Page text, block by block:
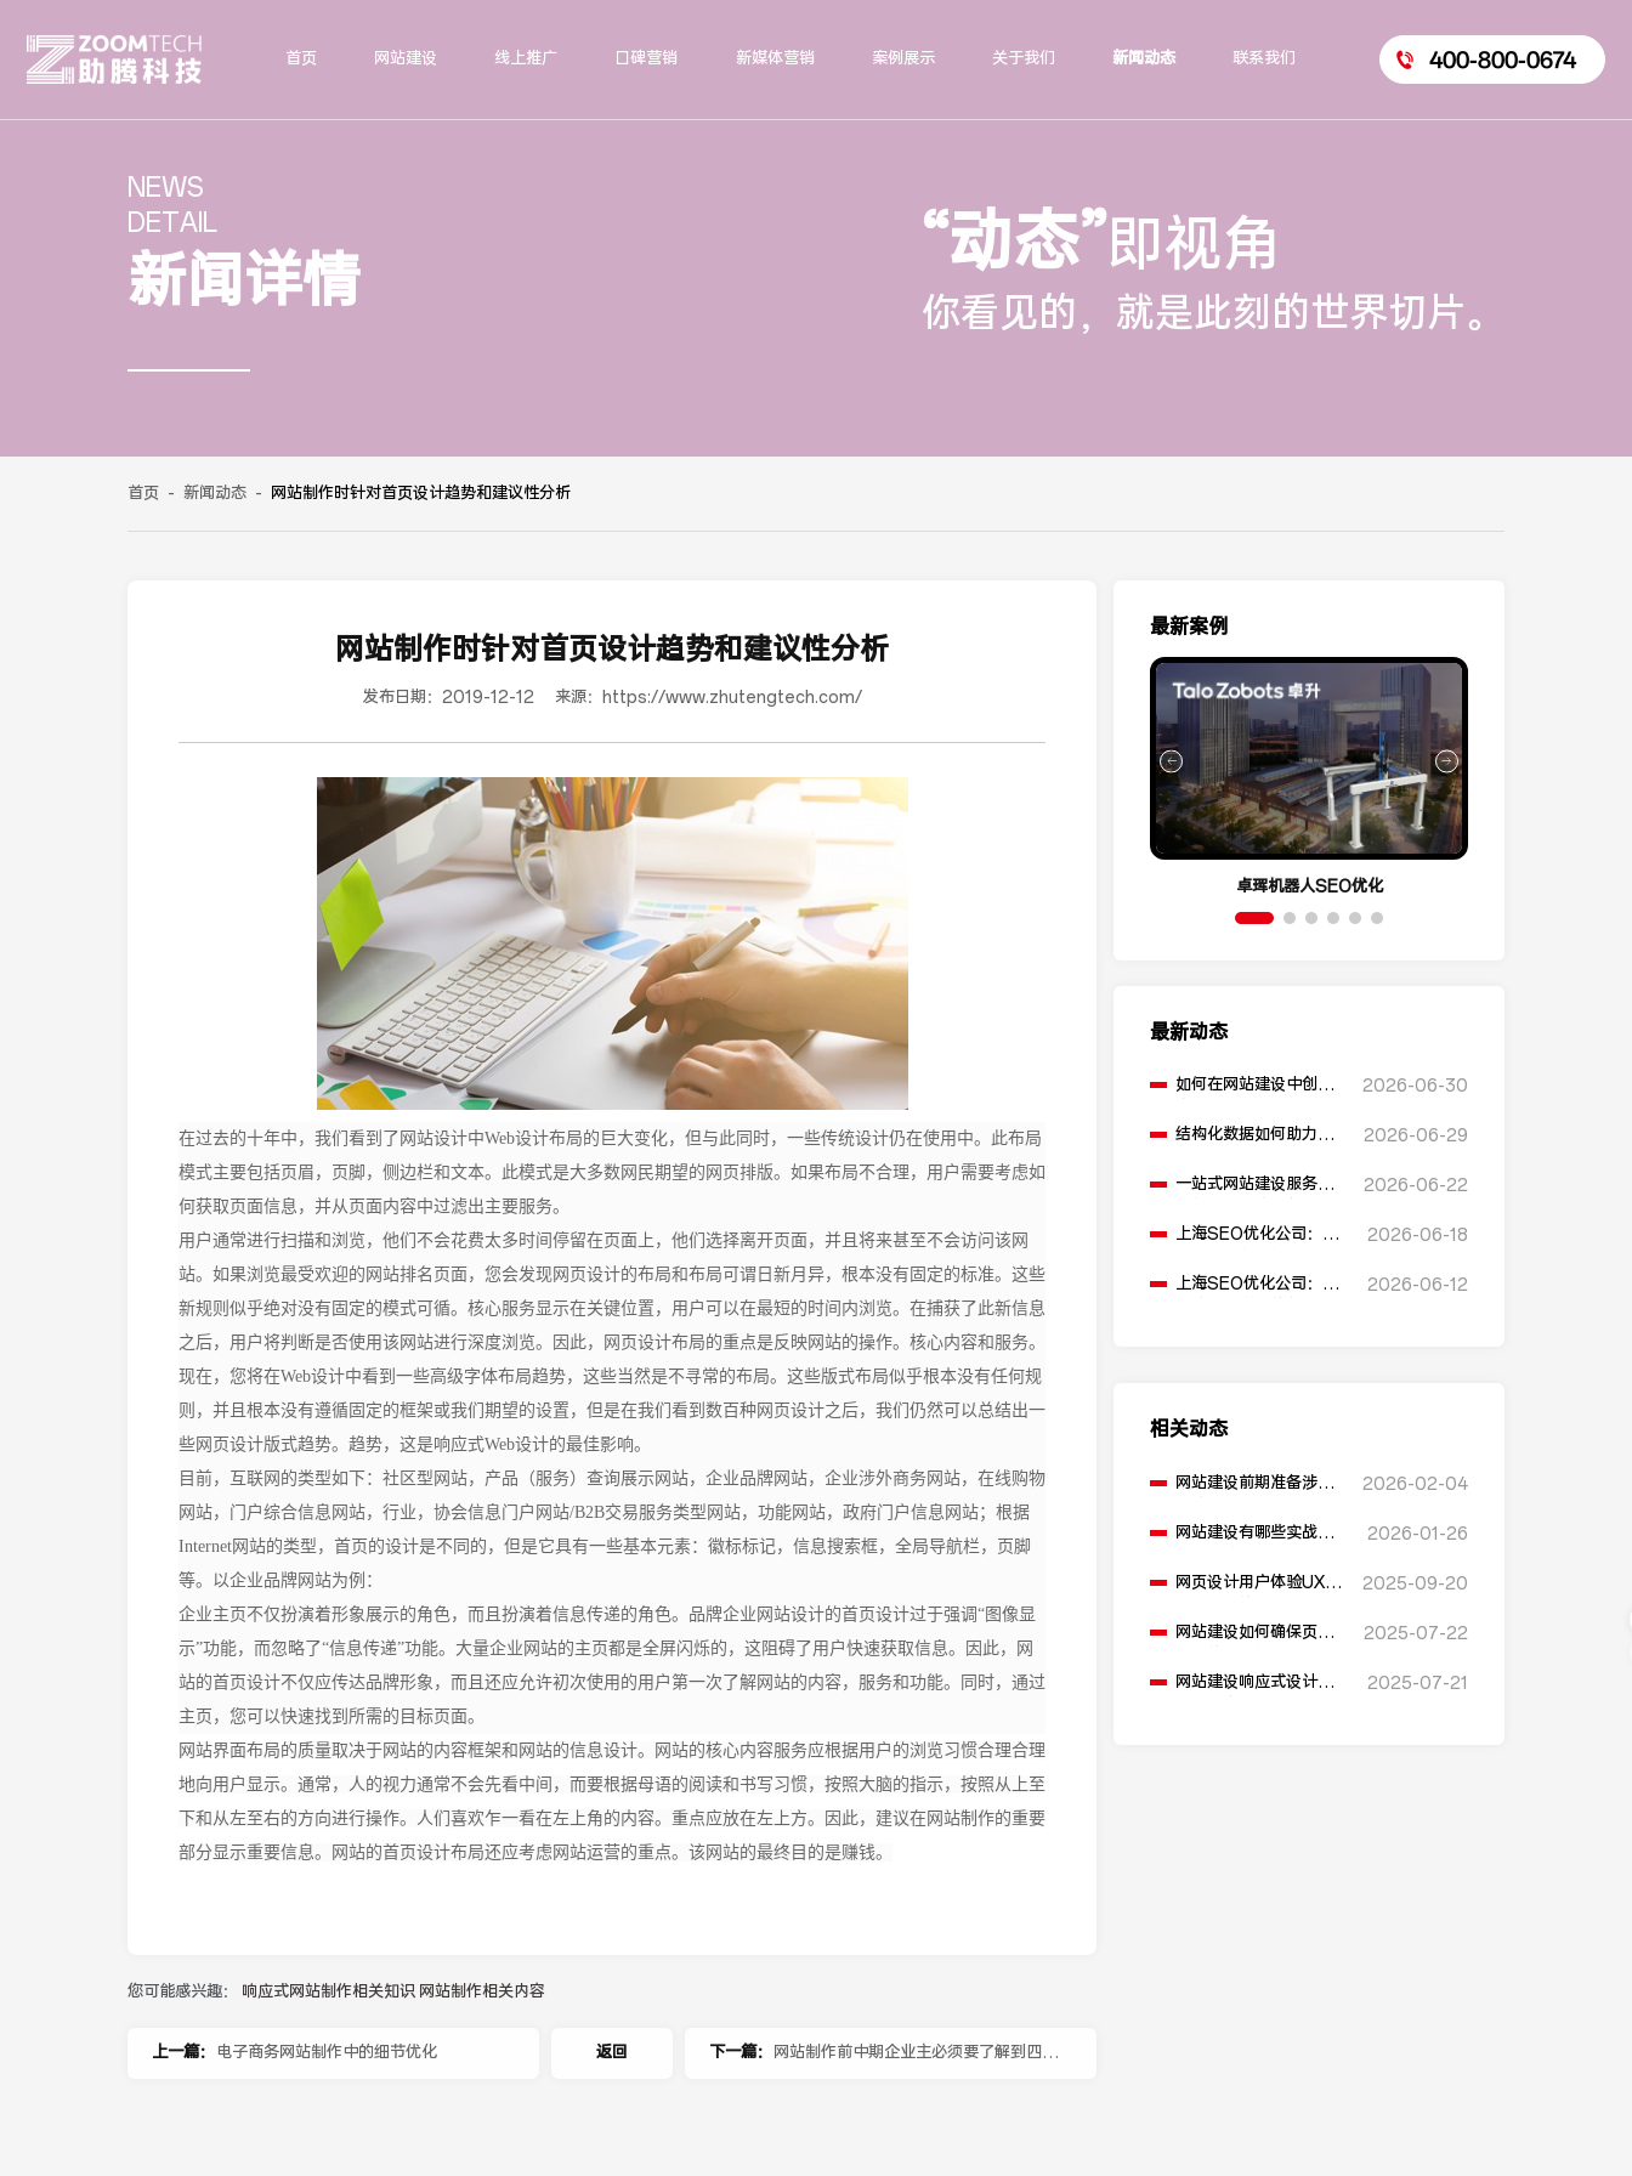
首页 网站建设 线上推广 口碑营销 新媒体营销 案例展示 关于我们 新闻动态 联系我们 400-800-0674
NEWS
DETAIL
新闻详情 “动态”即视角
你看见的，就是此刻的世界切片。
首页 - 新闻动态 - 网站制作时针对首页设计趋势和建议性分析
网站制作时针对首页设计趋势和建议性分析
发布日期： 2019-12-12 来源： https://www.zhutengtech.com/
在过去的十年中，我们看到了网站设计中Web设计布局的巨大变化，但与此同时，一些传统设计仍在使用中。此布局
模式主要包括页眉，页脚，侧边栏和文本。此模式是大多数网民期望的网页排版。如果布局不合理，用户需要考虑如
何获取页面信息，并从页面内容中过滤出主要服务。
用户通常进行扫描和浏览，他们不会花费太多时间停留在页面上，他们选择离开页面，并且将来甚至不会访问该网
站。如果浏览最受欢迎的网站排名页面，您会发现网页设计的布局和布局可谓日新月异，根本没有固定的标准。这些
新规则似乎绝对没有固定的模式可循。核心服务显示在关键位置，用户可以在最短的时间内浏览。在捕获了此新信息
之后，用户将判断是否使用该网站进行深度浏览。因此，网页设计布局的重点是反映网站的操作。核心内容和服务。
现在，您将在Web设计中看到一些高级字体布局趋势，这些当然是不寻常的布局。这些版式布局似乎根本没有任何规
则，并且根本没有遵循固定的框架或我们期望的设置，但是在我们看到数百种网页设计之后，我们仍然可以总结出一
些网页设计版式趋势。趋势，这是响应式Web设计的最佳影响。
目前，互联网的类型如下：社区型网站，产品（服务）查询展示网站，企业品牌网站，企业涉外商务网站，在线购物
网站，门户综合信息网站，行业，协会信息门户网站/B2B交易服务类型网站，功能网站，政府门户信息网站；根据
Internet网站的类型，首页的设计是不同的，但是它具有一些基本元素：徽标标记，信息搜索框，全局导航栏，页脚
等。以企业品牌网站为例：
企业主页不仅扮演着形象展示的角色，而且扮演着信息传递的角色。品牌企业网站设计的首页设计过于强调“图像显
示”功能，而忽略了“信息传递”功能。大量企业网站的主页都是全屏闪烁的，这阻碍了用户快速获取信息。因此，网
站的首页设计不仅应传达品牌形象，而且还应允许初次使用的用户第一次了解网站的内容，服务和功能。同时，通过
主页，您可以快速找到所需的目标页面。
网站界面布局的质量取决于网站的内容框架和网站的信息设计。网站的核心内容服务应根据用户的浏览习惯合理合理
地向用户显示。通常，人的视力通常不会先看中间，而要根据母语的阅读和书写习惯，按照大脑的指示，按照从上至
下和从左至右的方向进行操作。人们喜欢乍一看在左上角的内容。重点应放在左上方。因此，建议在网站制作的重要
部分显示重要信息。网站的首页设计布局还应考虑网站运营的重点。该网站的最终目的是赚钱。
您可能感兴趣： 响应式网站制作相关知识 网站制作相关内容
上一篇： 电子商务网站制作中的细节优化 下一篇： 网站制作前中期企业主必须要了解到四块
返回
最新案例
卓珲机器人SEO优化
最新动态
如何在网站建设中创建
2026-06-30
结构化数据如何助力
2026-06-29
一站式网站建设服务平
2026-06-22
上海SEO优化公司：如
升点击率和SEO效果？
2026-06-18
上海SEO优化公司：有
2026-06-12
相关动态
网站建设前期准备涉及
2026-02-04
网站建设有哪些实战技
2026-01-26
网页设计用户体验UX是
2025-09-20
网站建设如何确保页面
性？
2025-07-22
网站建设响应式设计如
2025-07-21